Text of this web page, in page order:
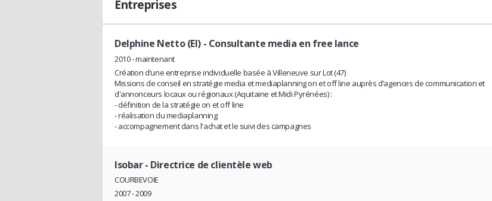
Entreprises
Delphine Netto (EI) - Consultante media en free lance
2010 - maintenant
Création d’une entreprise individuelle basée à Villeneuve sur Lot (47)
Missions de conseil en stratégie media et mediaplanning on et off line auprès d’agences de communication et
d'annonceurs locaux ou régionaux (Aquitaine et Midi Pyrénées) :
- définition de la stratégie on et off line
- réalisation du mediaplanning
- accompagnement dans l'achat et le suivi des campagnes
Isobar- Directrice de clientèle web
COURBEVOIE
2007 - 2009